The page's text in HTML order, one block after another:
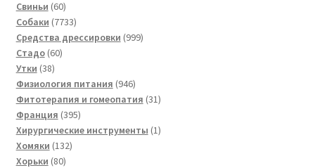
Свиньи 6060
товаров
Собаки 77337733
товара
Средства дрессировки 999999
Стадо 6060
Утки 3838
товаров
Физиология питания 946946
товаров
Фитотерапия и гомеопатия 3131
Франция 395395
товаров
Хирургические инструменты 11
Хомяки 132132
Хорьки 8080